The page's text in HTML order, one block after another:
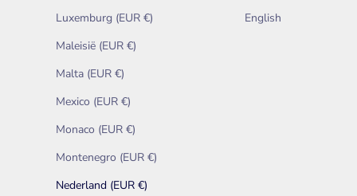
Luxemburg (EUR €)
Maleisië (EUR €)
Malta (EUR €)
Mexico (EUR €)
Monaco (EUR €)
Montenegro (EUR €)
Nederland (EUR €)
English